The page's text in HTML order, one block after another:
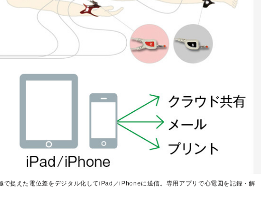
で捉えた電位差をデジタル化してiPad／iPhoneに送信。専用アプリで心電図を記録・解